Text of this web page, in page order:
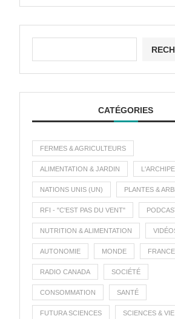
CATÉGORIES
FERMES & AGRICULTEURS
ALIMENTATION & JARDIN
NATIONS UNIS (UN) PLANTES &
RFI - "C'EST PAS DU VENT"
NUTRITION & ALIMENTATION
AUTONOMIE MONDE
RADIO CANADA SOCIÉTÉ
CONSOMMATION SANTÉ
FUTURA SCIENCES SCIENCES & VIE